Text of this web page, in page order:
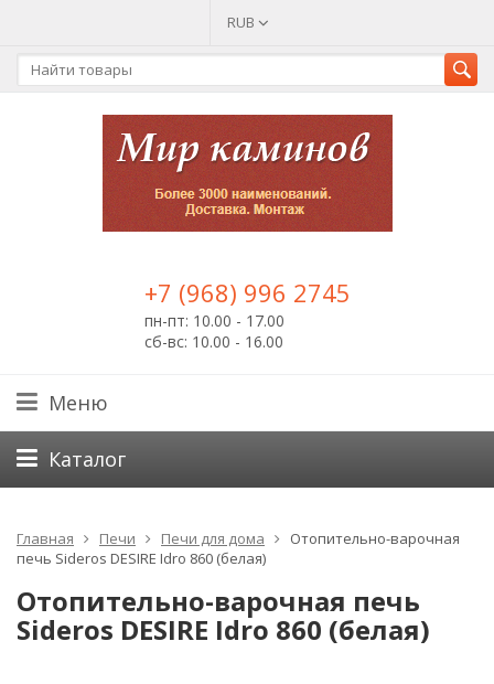
RUB
+7 (968) 996 2745
пн-пт: 10.00 - 17.00
сб-вс: 10.00 - 16.00
Меню
Каталог
Главная Печи Печи для дома
Отопительно-варочная
печь Sideros DESIRE Idro 860 (белая)
Отопительно-варочная печь
Sideros DESIRE Idro 860 (белая)